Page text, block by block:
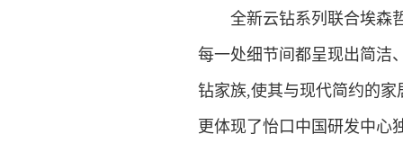
全新云钻系列联合埃森哲
每一处细节间都呈现出简洁
钻家族,使其与现代简约的
更体现了怡口中国研发中心